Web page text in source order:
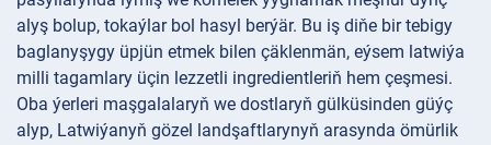
alyş bolup, tokaýlar bol hasyl berýär. Bu iş diňe bir tebigy
baglanyşygy üpjün etmek bilen çäklenmän, eýsem latwiýa
milli tagamlary üçin lezzetli ingredientleriň hem çeşmesi.
Oba ýerleri maşgalalaryň we dostlaryň gülküsinden güýç
alyp, Latwiýanyň gözel landşaftlarynyň arasynda ömürlik